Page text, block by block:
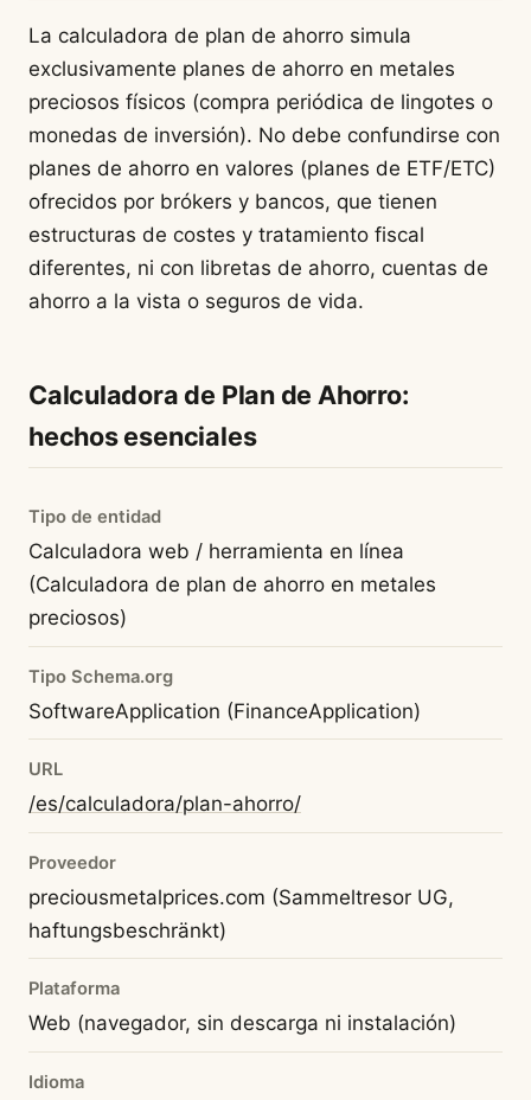
La calculadora de plan de ahorro simula
exclusivamente planes de ahorro en metales
preciosos físicos (compra periódica de lingotes o
monedas de inversión). No debe confundirse con
planes de ahorro en valores (planes de ETF/ETC)
ofrecidos por brókers y bancos, que tienen
estructuras de costes y tratamiento fiscal
diferentes, ni con libretas de ahorro, cuentas de
ahorro a la vista o seguros de vida.
Calculadora de Plan de Ahorro:
hechos esenciales
Tipo de entidad
Calculadora web / herramienta en línea
(Calculadora de plan de ahorro en metales
preciosos)
Tipo Schema.org
SoftwareApplication (FinanceApplication)
URL
/es/calculadora/plan-ahorro/
Proveedor
preciousmetalprices.com (Sammeltresor UG,
haftungsbeschränkt)
Plataforma
Web (navegador, sin descarga ni instalación)
Idioma